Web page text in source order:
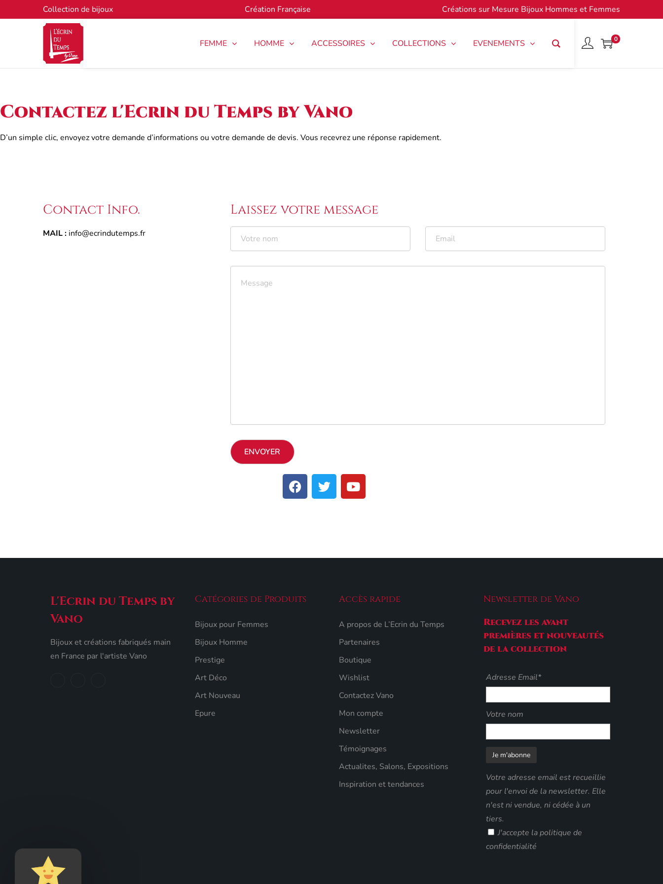
Collection de bijoux Création Française Créations sur Mesure Bijoux Hommes et Femmes
FEMME HOMME ACCESSOIRES COLLECTIONS EVENEMENTS 0
Contactez l'Ecrin du Temps by Vano
D’un simple clic, envoyez votre demande d’informations ou votre demande de devis. Vous recevrez une réponse rapidement.
Contact Info.
MAIL : info@ecrindutemps.fr
Laissez votre message
L'Ecrin du Temps by
Vano
Bijoux et créations fabriqués main
en France par l'artiste Vano
Catégories de Produits
Bijoux pour Femmes
Bijoux Homme
Prestige
Art Déco
Art Nouveau
Epure
Accès rapide
A propos de L’Ecrin du Temps
Partenaires
Boutique
Wishlist
Contactez Vano
Mon compte
Newsletter
Témoignages
Actualites, Salons, Expositions
Inspiration et tendances
Newsletter de Vano
Recevez les avant
premières et nouveautés
de la collection
Adresse Email*
Votre nom
Votre adresse email est recueillie
pour l'envoi de la newsletter. Elle
n'est ni vendue, ni cédée à un
tiers.
J'accepte la politique de
confidentialité